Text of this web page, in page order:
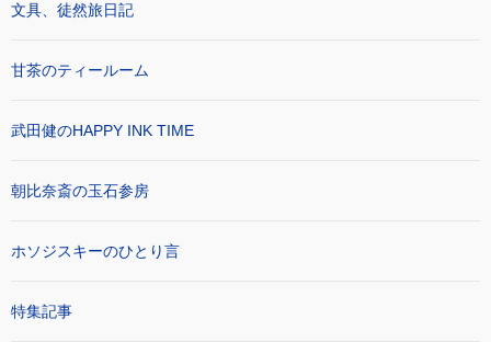
文具、徒然旅日記
甘茶のティールーム
武田健のHAPPY INK TIME
朝比奈斎の玉石参房
ホソジスキーのひとり言
特集記事